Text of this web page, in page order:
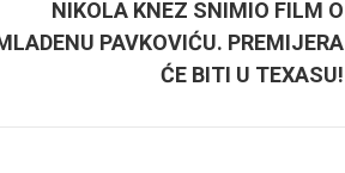
NIKOLA KNEZ SNIMIO FILM O
PAVKOVIĆU. PREMIJERA
ĆE BITI U TEXASU!